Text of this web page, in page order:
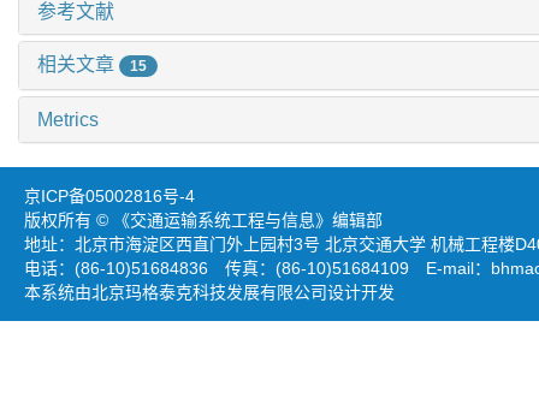
参考文献
相关文章 15
Metrics
京ICP备05002816号-4
版权所有 © 《交通运输系统工程与信息》编辑部
地址：北京市海淀区西直门外上园村3号 北京交通大学 机械工程楼
电话：(86-10)51684836 传真：(86-10)51684109 E-mail：
本系统由北京玛格泰克科技发展有限公司设计开发